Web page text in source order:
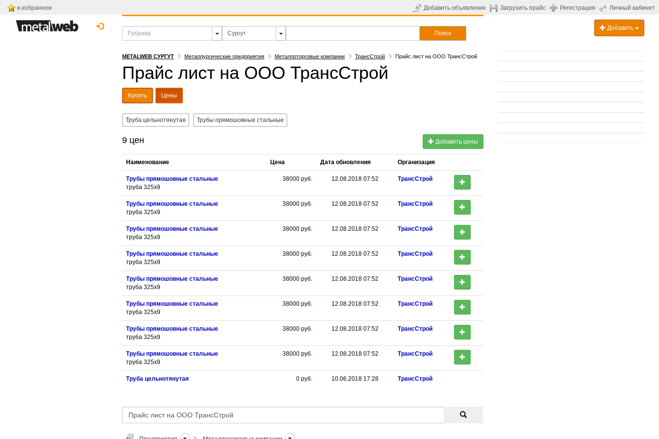
в избранное Добавить объявление Загрузить прайс Регистрация Личный кабинет
Поиск
Добавить
METALWEB СУРГУТ Металлургические предприятия Металлоторговые компании ТрансСтрой Прайс лист на ООО ТрансСтрой
Прайс лист на ООО ТрансСтрой
Купить Цены
Труба цельнотянутая Трубы прямошовные стальные
9 цен Добавить цены
Наименование Цена Дата обновления Организация
Трубы прямошовные стальные
труба 325x9
38000 руб. 12.08.2018 07:52 ТрансСтрой
Трубы прямошовные стальные
труба 325x9
38000 руб. 12.08.2018 07:52 ТрансСтрой
Трубы прямошовные стальные
труба 325x9
38000 руб. 12.08.2018 07:52 ТрансСтрой
Трубы прямошовные стальные
труба 325x9
38000 руб. 12.08.2018 07:52 ТрансСтрой
Трубы прямошовные стальные
труба 325x9
38000 руб. 12.08.2018 07:52 ТрансСтрой
Трубы прямошовные стальные
труба 325x9
38000 руб. 12.08.2018 07:52 ТрансСтрой
Трубы прямошовные стальные
труба 325x9
38000 руб. 12.08.2018 07:52 ТрансСтрой
Трубы прямошовные стальные
труба 325x9
38000 руб. 12.08.2018 07:52 ТрансСтрой
Труба цельнотянутая 0 руб. 10.06.2018 17:28 ТрансСтрой